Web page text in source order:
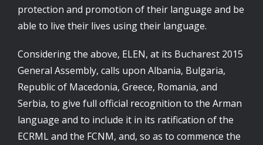
protection and promotion of their language and be
able to live their lives using their language.
Considering the above, ELEN, at its Bucharest 2015
General Assembly, calls upon Albania, Bulgaria,
Republic of Macedonia, Greece, Romania, and
Serbia, to give full official recognition to the Arman
language and to include it in its ratification of the
ECRML and the FCNM, and, so as to commence the